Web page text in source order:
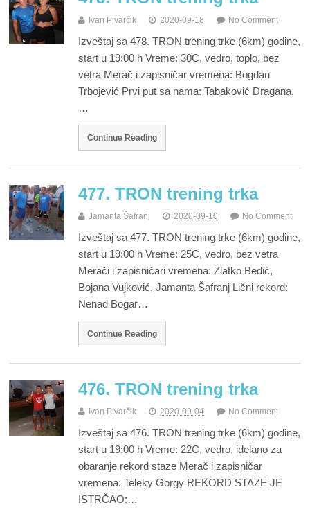
Ivan Pivarčik 2020-09-18 No Comment
Izveštaj sa 478. TRON trening trke (6km) godine,
start u 19:00 h Vreme: 30C, vedro, toplo, bez
vetra Merač i zapisničar vremena: Bogdan
Trbojević Prvi put sa nama: Tabaković Dragana,
…
Continue Reading
477. TRON trening trka
Jamanta Šafranj 2020-09-10 No Comment
Izveštaj sa 477. TRON trening trke (6km) godine,
start u 19:00 h Vreme: 25C, vedro, bez vetra
Merači i zapisničari vremena: Zlatko Bedić,
Bojana Vujković, Jamanta Šafranj Lični rekord:
Nenad Bogar…
Continue Reading
476. TRON trening trka
Ivan Pivarčik 2020-09-04 No Comment
Izveštaj sa 476. TRON trening trke (6km) godine,
start u 19:00 h Vreme: 22C, vedro, idelano za
obaranje rekord staze Merač i zapisničar
vremena: Teleky Gorgy REKORD STAZE JE
ISTRČAO:…